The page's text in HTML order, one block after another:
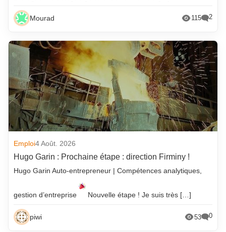
Mourad 115 2
Emploi4 Août. 2026
Hugo Garin : Prochaine étape : direction Firminy !
Hugo Garin Auto-entrepreneur | Compétences analytiques,
gestion d’entreprise Nouvelle étape ! Je suis très […]
piwi 53 0